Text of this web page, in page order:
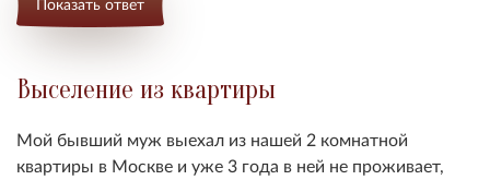
Показать ответ
Выселение из квартиры
Мой бывший муж выехал из нашей 2 комнатной
квартиры в Москве и уже 3 года в ней не проживает,